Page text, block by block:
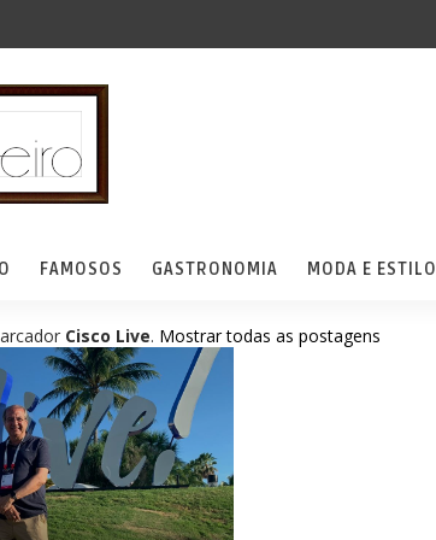
FAMOSOS GASTRONOMIA MODA E ESTILO
Cisco Live. Mostrar todas as postagens